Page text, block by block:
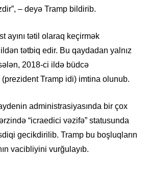
– deyə Tramp bildirib.
ayını tətil olaraq keçirmək
tətbiq edir. Bu qaydadan yalnız
2018-ci ildə büdcə
Tramp idi) imtina olunub.
administrasiyasında bir çox
“icraedici vəzifə” statusunda
gecikdirilib. Tramp bu boşluqların
vacibliyini vurğulayıb.